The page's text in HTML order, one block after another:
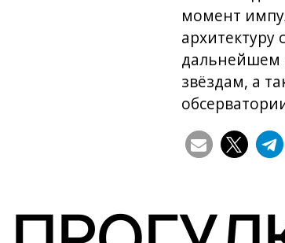
момент
дальнейшем
звёздам, а